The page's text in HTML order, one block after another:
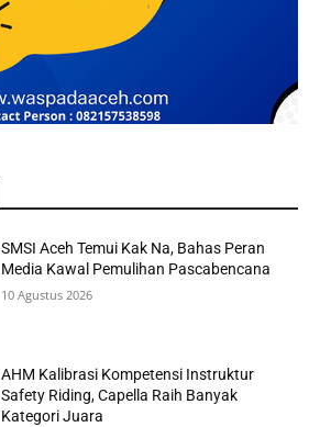
SMSI Aceh Temui Kak Na, Bahas Peran
Media Kawal Pemulihan Pascabencana
10 Agustus 2026
AHM Kalibrasi Kompetensi Instruktur
Safety Riding, Capella Raih Banyak
Kategori Juara